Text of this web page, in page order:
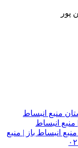
پور
منبع انبساط
منبع انبساط
انبساط باز | منبع